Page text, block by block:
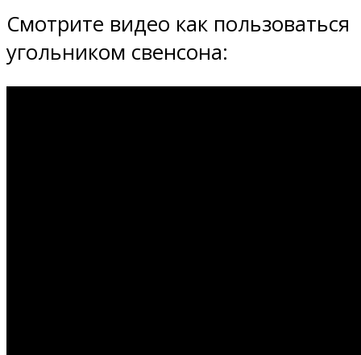
Смотрите видео как пользоваться
угольником свенсона: